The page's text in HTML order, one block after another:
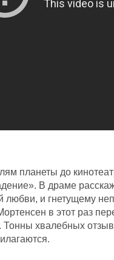
планеты до
В драме
любви, и гнетущему
в этот раз
Тонны хвалебных